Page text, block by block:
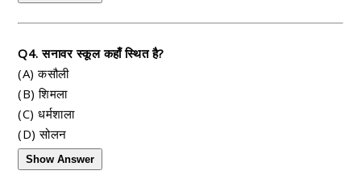
Q4. सनावर स्कूल कहाँ स्थित है?
(A) कसौली
(B) शिमला
(C) धर्मशाला
(D) सोलन
Show Answer